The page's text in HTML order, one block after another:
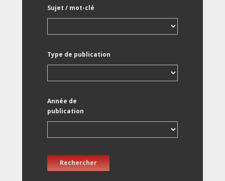
Sujet / mot-clé
Type de publication
Année de
publication
Rechercher